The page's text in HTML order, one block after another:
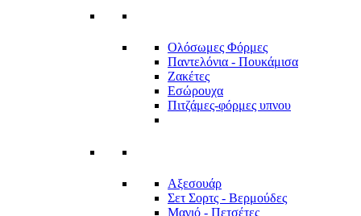
Ολόσωμες Φόρμες
Παντελόνια - Πουκάμισα
Ζακέτες
Εσώρουχα
Πιτζάμες-φόρμες υπνου
Αξεσουάρ
Σετ Σορτς - Βερμούδες
Μαγιό - Πετσέτες